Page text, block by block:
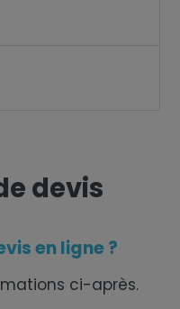
devis
en ligne ?
ci-après.